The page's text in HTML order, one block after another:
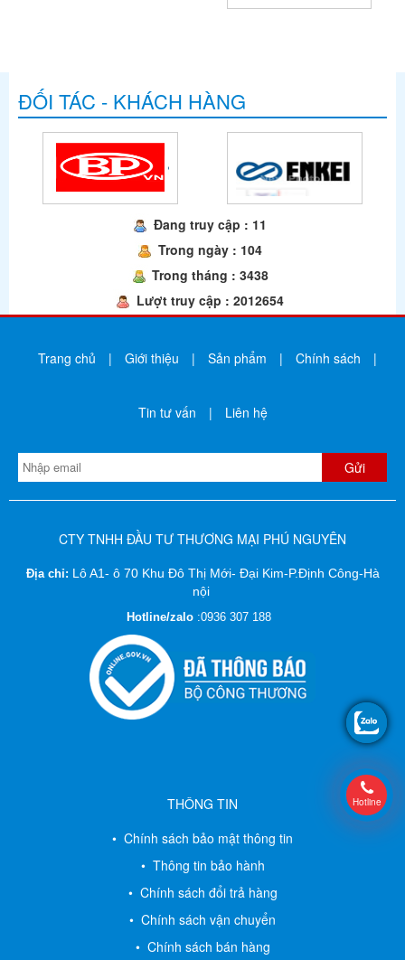
ĐỐI TÁC - KHÁCH HÀNG
Đang truy cập : 11
Trong ngày : 104
Trong tháng : 3438
Lượt truy cập : 2012654
Trang chủ | Giới thiệu | Sản phẩm | Chính sách |
Tin tư vấn | Liên hệ
CTY TNHH ĐẦU TƯ THƯƠNG MẠI PHÚ NGUYÊN
Địa chỉ: Lô A1- ô 70 Khu Đô Thị Mới- Đại Kim-P.Định Công-Hà
nội
Hotline/zalo :0936 307 188
THÔNG TIN
• Chính sách bảo mật thông tin
• Thông tin bảo hành
• Chính sách đổi trả hàng
• Chính sách vận chuyển
• Chính sách bán hàng
Hotline